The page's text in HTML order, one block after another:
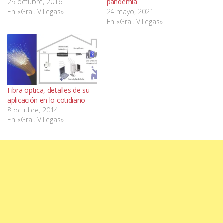
En «Gral. Villegas»
24 mayo, 2021
En «Gral. Villegas»
Fibra optica, detalles de su
aplicación en lo cotidiano
8 octubre, 2014
En «Gral. Villegas»